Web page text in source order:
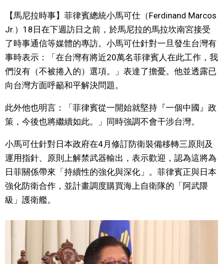
視覺日本
臺灣香港
更多
人物訪談
日本入門
政治外交
社會
文化
official SNS
【馬尼拉時事】菲律賓總統小馬可仕（Ferdinand Marcos
Jr.）18日在下週訪日之前，於馬尼拉的馬拉坎南宮接受
了時事通信等媒體的專訪。小馬可仕針對一旦發生台灣有
事時表示：「在台灣有將近20萬名菲律賓人在此工作，我
們沒有（不被捲入的）選項。」表達了擔憂。他並透露已
向台灣方面呼籲和平解決問題。
此外他也明言：「菲律賓從一開始就堅持『一個中國』政
策，今後也將繼續如此。」同時強調不會干涉台灣。
小馬可仕針對日本政府在4月修訂防衛裝備移轉三原則及
運用指針、原則上解禁武器輸出，表示歡迎，認為這將為
日菲關係帶來「持續性的強化與深化」。菲律賓正與日本
強化防衛合作，並計畫調度購買海上自衛隊的「阿武隈
級」護衛艦。